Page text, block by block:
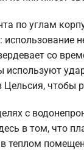
по углам
со
чтобы
с
в том, что
теплом